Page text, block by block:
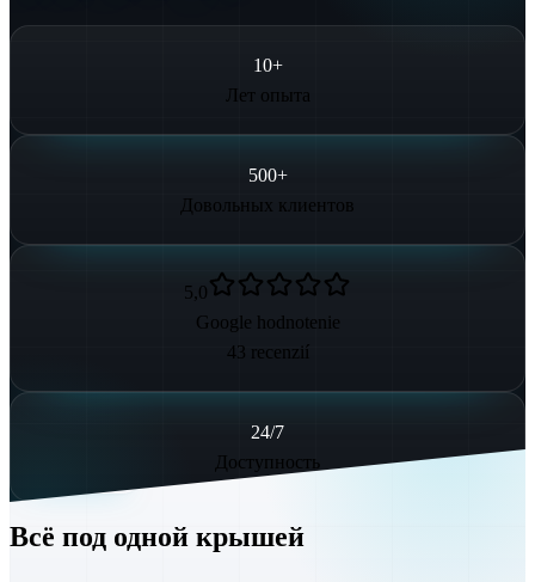
10+
Лет опыта
500+
Довольных клиентов
5,0
Google hodnotenie
43 recenzií
24/7
Доступность
Всё под одной крышей